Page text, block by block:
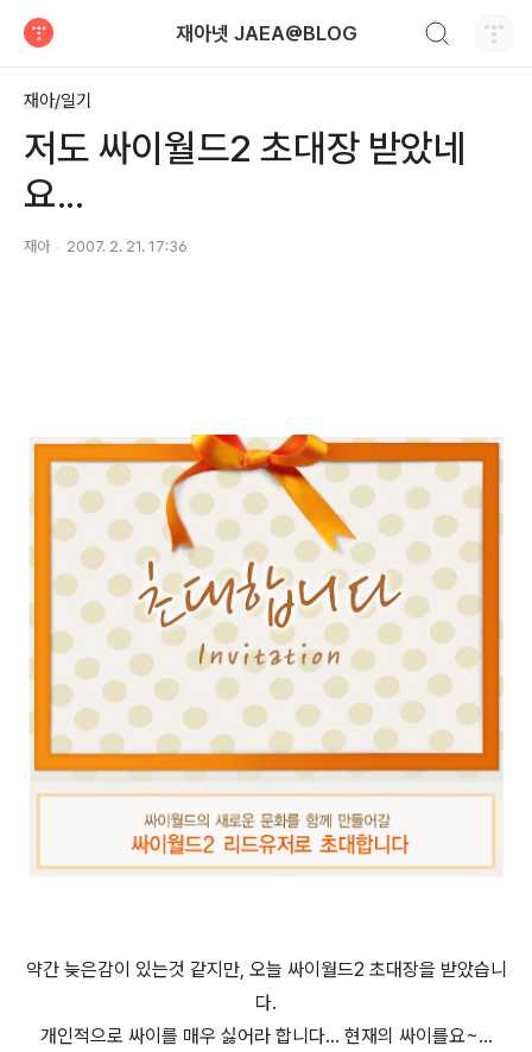
재아넷 JAEA@BLOG
재아/일기
저도 싸이월드2 초대장 받았네
요...
재아 2007. 2. 21. 17:36
약간 늦은감이 있는것 같지만, 오늘 싸이월드2 초대장을 받았습니
다.
개인적으로 싸이를 매우 싫어라 합니다... 현재의 싸이를요~...